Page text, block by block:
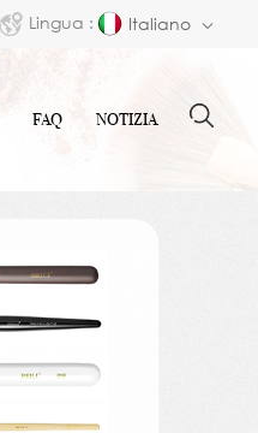
Lingua : Italiano
FAQ NOTIZIA